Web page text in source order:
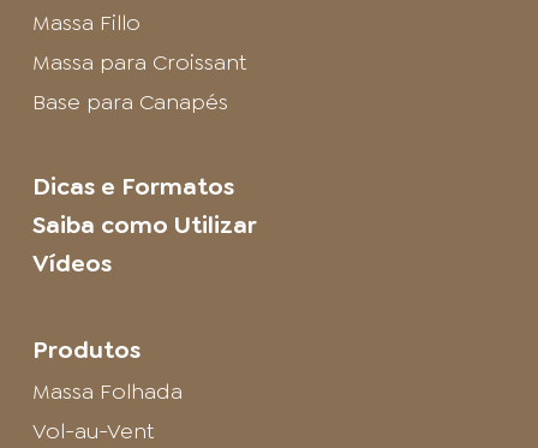
Massa Fillo
Massa para Croissant
Base para Canapés
Dicas e Formatos
Saiba como Utilizar
Vídeos
Produtos
Massa Folhada
Vol-au-Vent